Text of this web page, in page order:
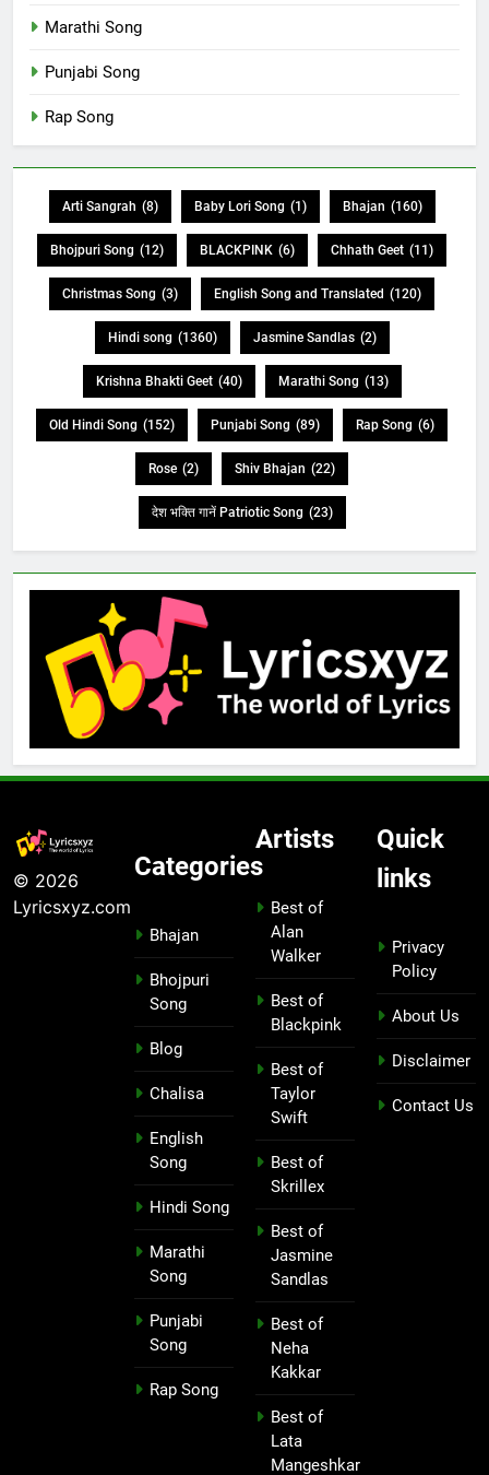
Marathi Song
Punjabi Song
Rap Song
Arti Sangrah (8) Baby Lori Song (1) Bhajan (160)
Bhojpuri Song (12) BLACKPINK (6) Chhath Geet (11)
Christmas Song (3) English Song and Translated (120)
Hindi song (1360) Jasmine Sandlas (2)
Krishna Bhakti Geet (40) Marathi Song (13)
Old Hindi Song (152) Punjabi Song (89) Rap Song (6)
Rose (2) Shiv Bhajan (22)
देश भक्ति गानें Patriotic Song (23)
© 2026
Lyricsxyz.com
Categories
Bhajan
Bhojpuri
Song
Blog
Chalisa
English
Song
Hindi Song
Marathi
Song
Punjabi
Song
Rap Song
Artists
Best of
Alan
Walker
Best of
Blackpink
Best of
Taylor
Swift
Best of
Skrillex
Best of
Jasmine
Sandlas
Best of
Neha
Kakkar
Best of
Lata
Mangeshkar
Quick
links
Privacy
Policy
About Us
Disclaimer
Contact Us